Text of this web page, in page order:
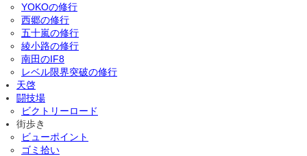
YOKOの修行
西郷の修行
五十嵐の修行
綾小路の修行
南田のIF8
レベル限界突破の修行
天啓
闘技場
ビクトリーロード
街歩き
ビューポイント
ゴミ拾い